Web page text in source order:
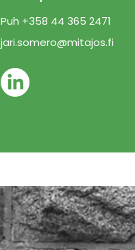
Puh +358 44 365 2471
jari.somero@mitajos.fi